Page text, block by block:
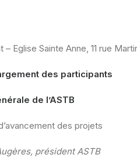
Eglise Sainte Anne, 11 rue
des participants
de l’ASTB
des projets
président ASTB